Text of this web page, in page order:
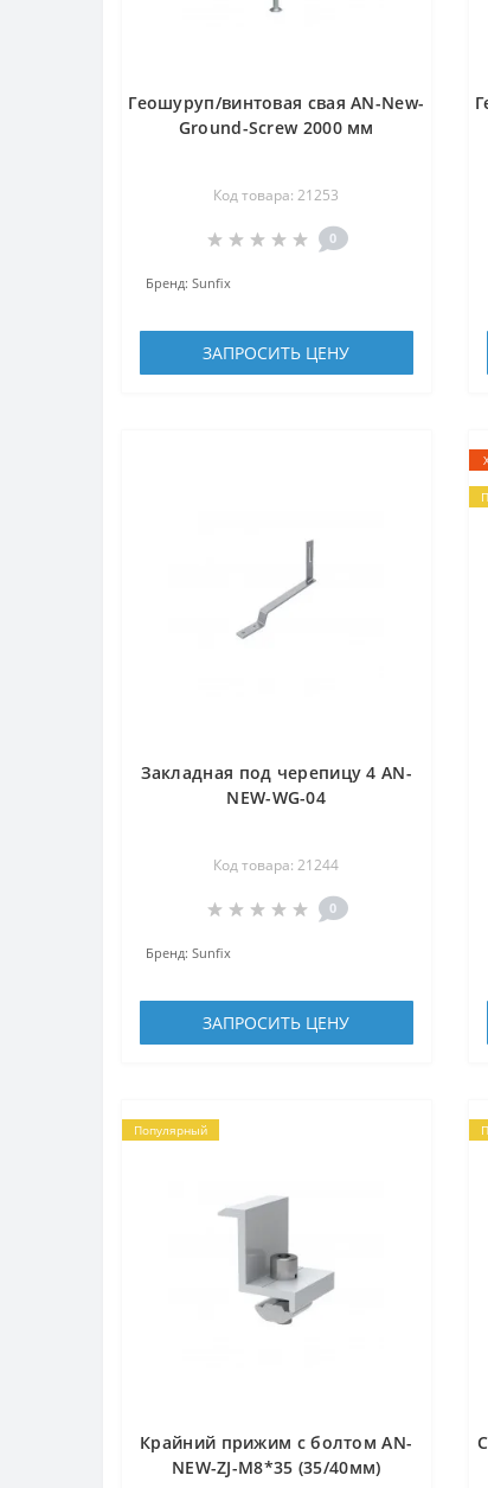
Геошуруп/винтовая свая AN-New-
Ground-Screw 2000 мм
Код товара: 21253
0
Бренд: Sunfix
ЗАПРОСИТЬ ЦЕНУ
Закладная под черепицу 4 AN-
NEW-WG-04
Код товара: 21244
0
Бренд: Sunfix
ЗАПРОСИТЬ ЦЕНУ
Популярный
Крайний прижим с болтом AN-
NEW-ZJ-М8*35 (35/40мм)